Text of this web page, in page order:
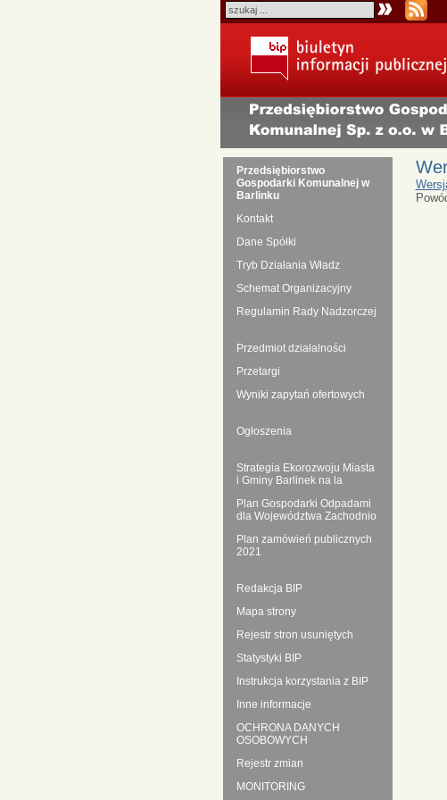
Przedsiębiorstwo
Gospodarki Komunalnej w
Barlinku
Kontakt
Dane Spółki
Tryb Działania Władz
Schemat Organizacyjny
Regulamin Rady Nadzorczej
Przedmiot działalności
Przetargi
Wyniki zapytań ofertowych
Ogłoszenia
Strategia Ekorozwoju Miasta
i Gminy Barlinek na la
Plan Gospodarki Odpadami
dla Województwa Zachodnio
Plan zamówień publicznych
2021
Redakcja BIP
Mapa strony
Rejestr stron usuniętych
Statystyki BIP
Instrukcja korzystania z BIP
Inne informacje
OCHRONA DANYCH
OSOBOWYCH
Rejestr zmian
MONITORING